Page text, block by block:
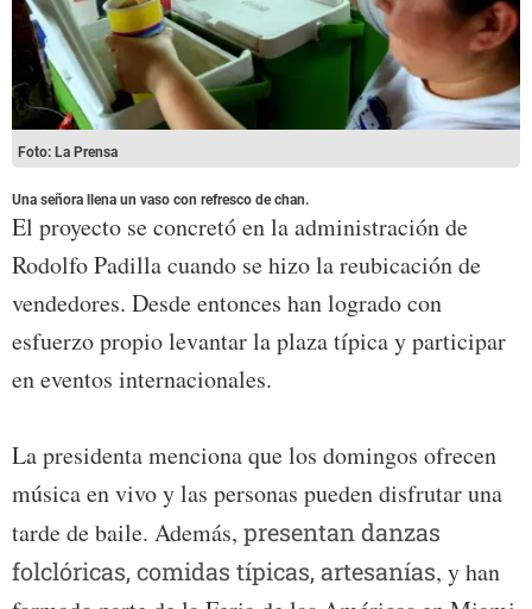
Foto: La Prensa
Una señora llena un vaso con refresco de chan.
El proyecto se concretó en la administración de
Rodolfo Padilla cuando se hizo la reubicación de
vendedores. Desde entonces han logrado con
esfuerzo propio levantar la plaza típica y participar
en eventos internacionales.
La presidenta menciona que los domingos ofrecen
música en vivo y las personas pueden disfrutar una
tarde de baile. Además, presentan danzas
folclóricas, comidas típicas, artesanías, y han